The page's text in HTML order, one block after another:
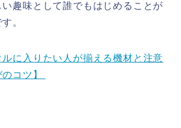
い趣味として誰でもはじめることが
。
に入りたい人が揃える機材と注意
コツ】